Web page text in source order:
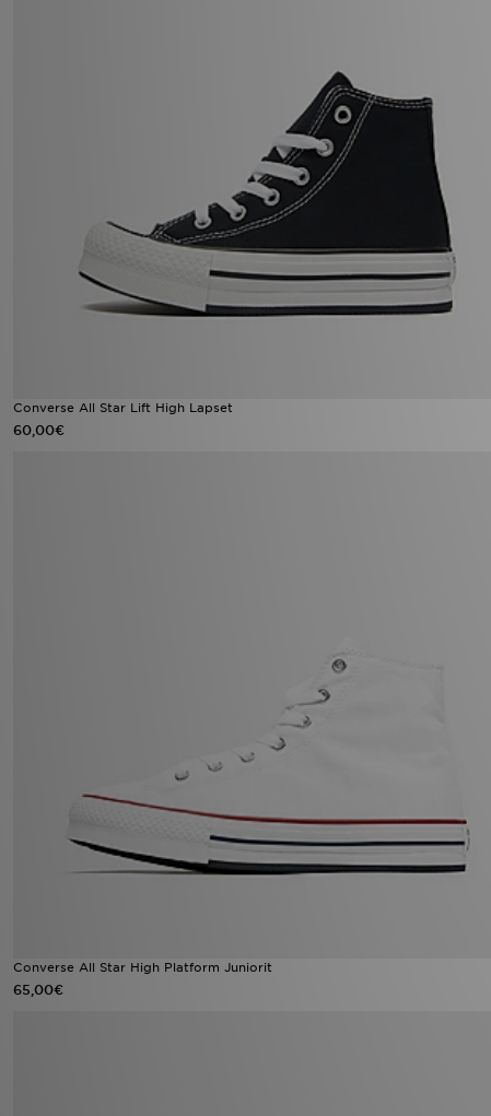
Converse All Star Lift High Lapset
60,00€
Converse All Star High Platform Juniorit
65,00€